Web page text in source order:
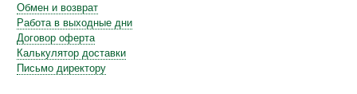
Обмен и возврат
Работа в выходные дни
Договор оферта
Калькулятор доставки
Письмо директору